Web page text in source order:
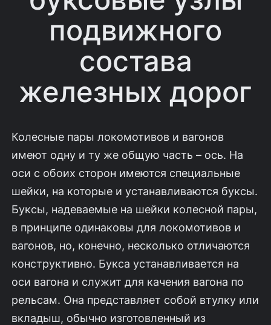
подвижного
состава
железных дорог
Колесные пары локомотивов и вагонов
имеют одну и ту же общую часть – ось. На
оси с обоих сторон имеются специальные
шейки, на которые и устанавливаются буксы.
Буксы, надеваемые на шейки колесной пары,
в принципе одинаковы для локомотивов и
вагонов, но, конечно, несколько отличаются
конструктивно. Букса устанавливается на
оси вагона и служит для качения вагона по
рельсам. Она представляет собой втулку или
вкладыш, обычно изготовленный из